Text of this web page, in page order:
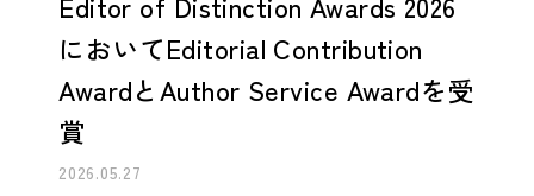
においてEditorial Contribution
AwardとAuthor Service Awardを受
賞
2026.05.27